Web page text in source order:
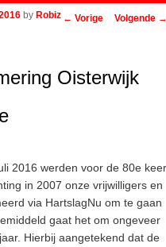
Bericht navigatie
← Vorige Volgende →
Oisterwijk
by Robiz
2016 werden voor de 80e keer
in 2007 onze vrijwilligers en
via HartslagNu om te gaan
gaat het om ongeveer
Hierbij aangetekend dat de